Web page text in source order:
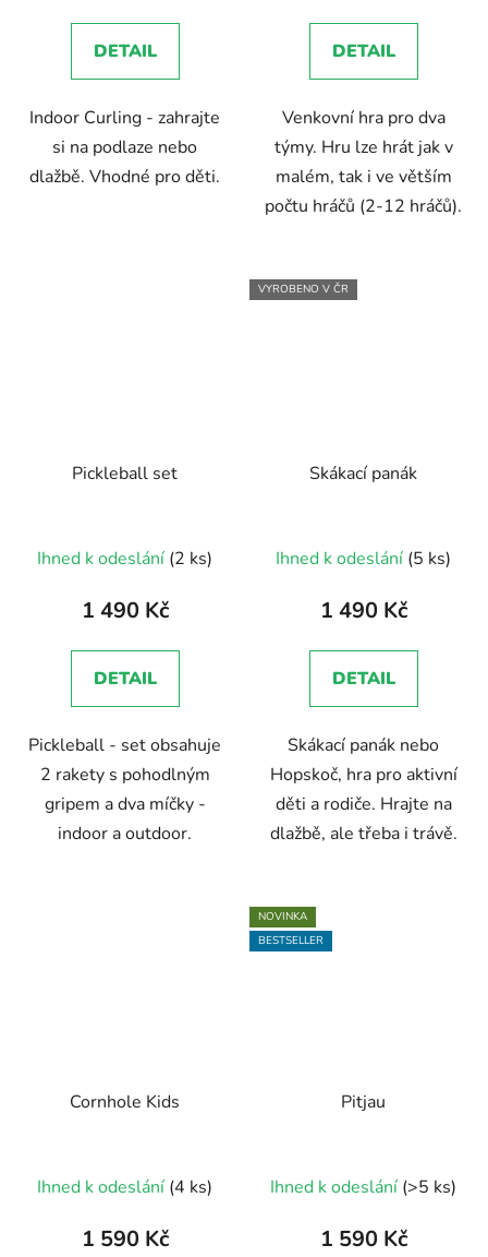
DETAIL
Indoor Curling - zahrajte
si na podlaze nebo
dlažbě. Vhodné pro děti.
5,0
z
hvězdiček.
DETAIL
Venkovní hra pro dva
týmy. Hru lze hrát jak v
malém, tak i ve větším
počtu hráčů (2-12 hráčů).
Pickleball set
hodnocení
produktu
5,0
z
hvězdiček.
Ihned k odeslání (2 ks)
1 490 Kč
DETAIL
Pickleball - set obsahuje
2 rakety s pohodlným
gripem a dva míčky -
indoor a outdoor.
VYROBENO V ČR
Skákací panák
hodnocení
produktu
5,0
z
hvězdiček.
Ihned k odeslání (5 ks)
1 490 Kč
DETAIL
Skákací panák nebo
Hopskoč, hra pro aktivní
děti a rodiče. Hrajte na
dlažbě, ale třeba i trávě.
Cornhole Kids
hodnocení
produktu
Ihned k odeslání (4 ks)
1 590 Kč
NOVINKA
BESTSELLER
Pitjau
Ihned k odeslání (>5 ks)
1 590 Kč